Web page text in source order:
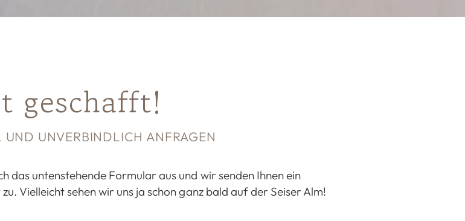
geschafft!
UND UNVERBINDLICH ANFRAGEN
das untenstehende Formular aus und wir senden Ihnen ein
Vielleicht sehen wir uns ja schon ganz bald auf der Seiser Alm!